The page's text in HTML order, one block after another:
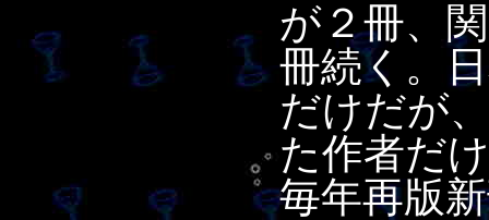
が２冊、
冊続く。
だけだが
た作者だ
毎年再版